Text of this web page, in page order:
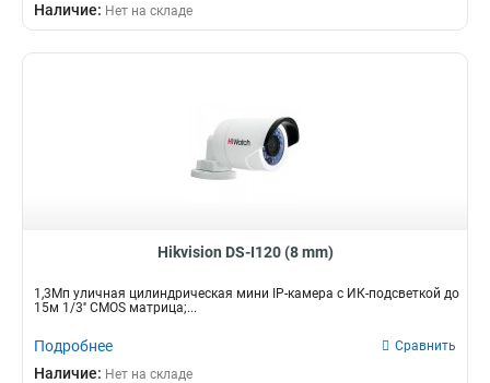
Наличие: Нет на складе
Hikvision DS-I120 (8 mm)
1,3Мп уличная цилиндрическая мини IP-камера с ИК-подсветкой до
15м 1/3'' CMOS матрица;...
Подробнее Сравнить
Наличие: Нет на складе